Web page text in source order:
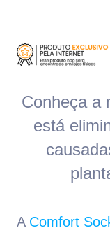
Conheça a
está
A Comfort